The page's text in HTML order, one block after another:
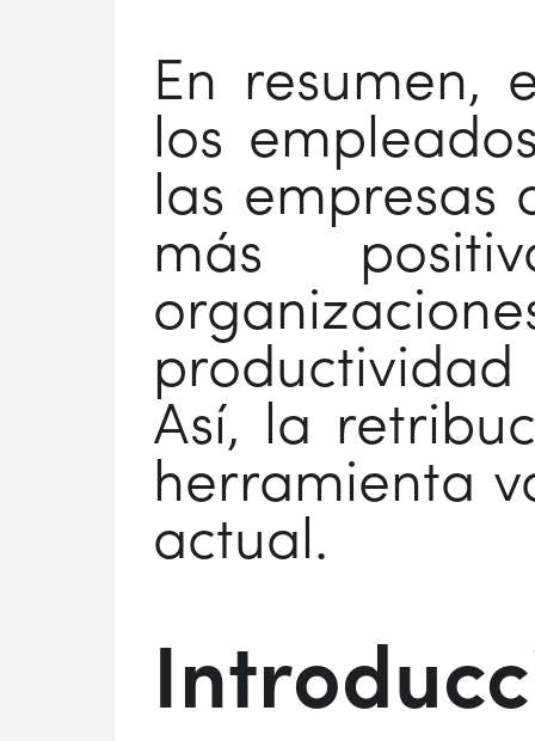
En resumen,
los
las empresas
más
Así, la
herramienta
actual.